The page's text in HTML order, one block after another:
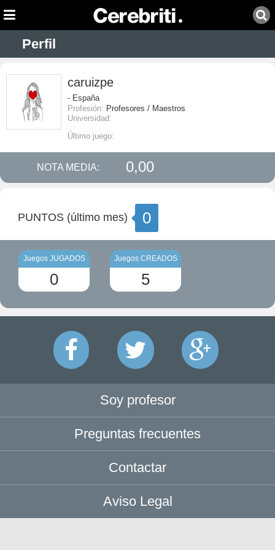
Perfil
caruizpe
- España
Profesión: Profesores / Maestros
Universidad:
Último juego:
NOTA MEDIA: 0,00
PUNTOS (último mes) 0
Juegos JUGADOS
0
Juegos CREADOS
5
Soy profesor
Preguntas frecuentes
Contactar
Aviso Legal